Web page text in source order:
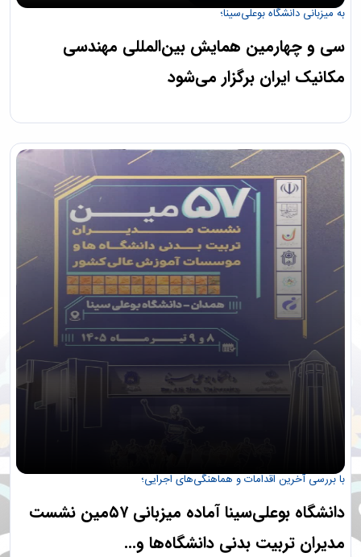
به میزبانی دانشگاه بوعلی‌سینا؛
سی و چهارمین همایش بین‌المللی مهندسی
مکانیک ایران برگزار می‌شود
با بررسی آخرین اقدامات و هماهنگی‌های اجرایی؛
دانشگاه بوعلی‌سینا آماده میزبانی ۵۷مین نشست
مدیران تربیت بدنی دانشگاه‌ها و...